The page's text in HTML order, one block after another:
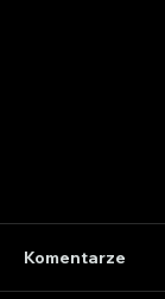
Komentarze